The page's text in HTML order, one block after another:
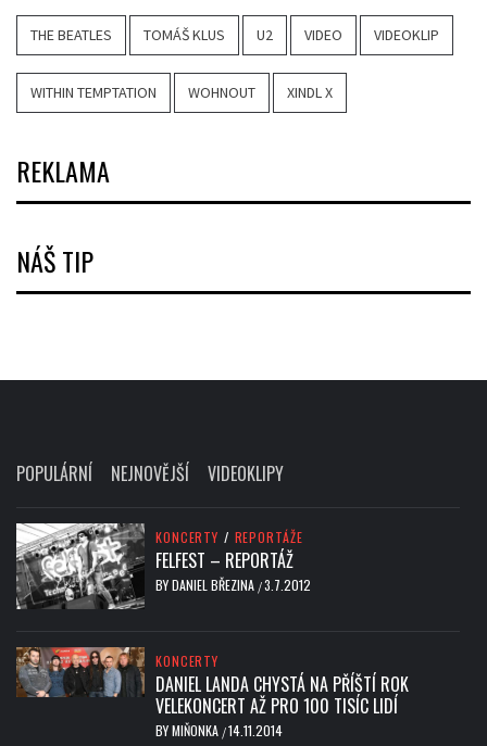
THE BEATLES TOMÁŠ KLUS U2 VIDEO VIDEOKLIP
WITHIN TEMPTATION WOHNOUT XINDL X
REKLAMA
NÁŠ TIP
POPULÁRNÍ NEJNOVĚJŠÍ VIDEOKLIPY
KONCERTY / REPORTÁŽE
FELFEST – REPORTÁŽ
BYDANIEL BŘEZINA /3.7.2012
KONCERTY
DANIEL LANDA CHYSTÁ NA PŘÍŠTÍ ROK
VELEKONCERT AŽ PRO 100 TISÍC LIDÍ
BYMIŇONKA /14.11.2014